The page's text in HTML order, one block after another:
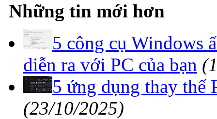
Những tin mới hơn
5 công cụ Windows
diễn ra với PC của bạn
5 ứng dụng thay thế
(23/10/2025)